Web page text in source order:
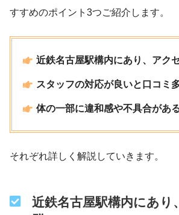
すすめのポイント3つご紹介します。
近鉄名古屋駅構内にあり、アク
スタッフの対応が良いと口コミ
体の一部に違和感や不具合があ
それぞれ詳しく解説していきます。
近鉄名古屋駅構内にあり